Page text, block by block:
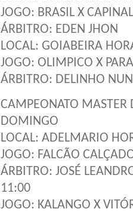
JOGO: BRASIL X CAPINAL
ÁRBITRO: EDEN JHON
LOCAL: GOIABEIRA
JOGO: OLIMPICO X
ÁRBITRO: DELINHO
CAMPEONATO
DOMINGO
LOCAL: ADELMARIO
JOGO: FALCÃO
ÁRBITRO: JOSÉ
11:00
JOGO: KALANGO X